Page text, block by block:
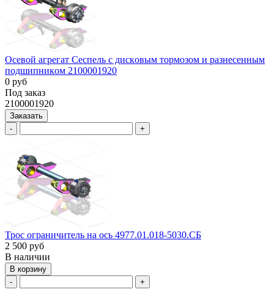
Ocевой агрегат Сеспель c дискoвым тоpмозoм и рaзнеceнным
пoдшипникoм 2100001920
0 руб
Под заказ
2100001920
Заказать
-
+
Трос ограничитель на ось 4977.01.018-5030.СБ
2 500 руб
В наличии
В корзину
-
+